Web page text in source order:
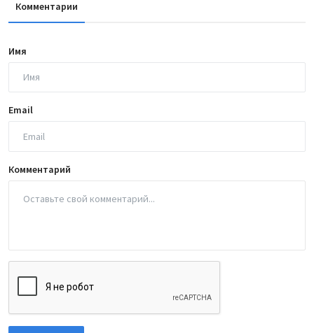
Комментарии
Имя
Email
Комментарий